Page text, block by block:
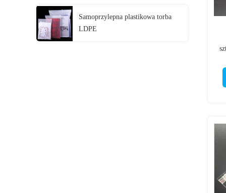
Samoprzylepna plastikowa torba
LDPE